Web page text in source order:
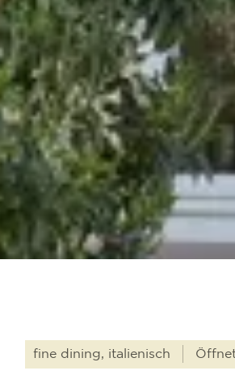
fine dining, italienisch